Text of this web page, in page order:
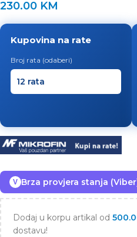
230.00 KM
Kupovina na rate
Broj rata (odaberi)
V Brza provjera stanja
Dodaj u korpu artikal od
dostavu!